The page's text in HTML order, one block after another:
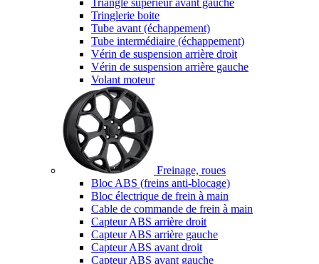
Triangle supérieur avant gauche
Tringlerie boite
Tube avant (échappement)
Tube intermédiaire (échappement)
Vérin de suspension arrière droit
Vérin de suspension arrière gauche
Volant moteur
Freinage, roues
Bloc ABS (freins anti-blocage)
Bloc électrique de frein à main
Cable de commande de frein à main
Capteur ABS arrière droit
Capteur ABS arrière gauche
Capteur ABS avant droit
Capteur ABS avant gauche